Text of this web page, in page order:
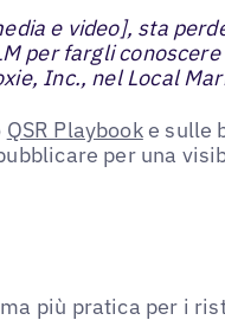
e video], sta
per fargli
Inc., nel Local
QSR Playbooke sulle
per una
più pratica per i